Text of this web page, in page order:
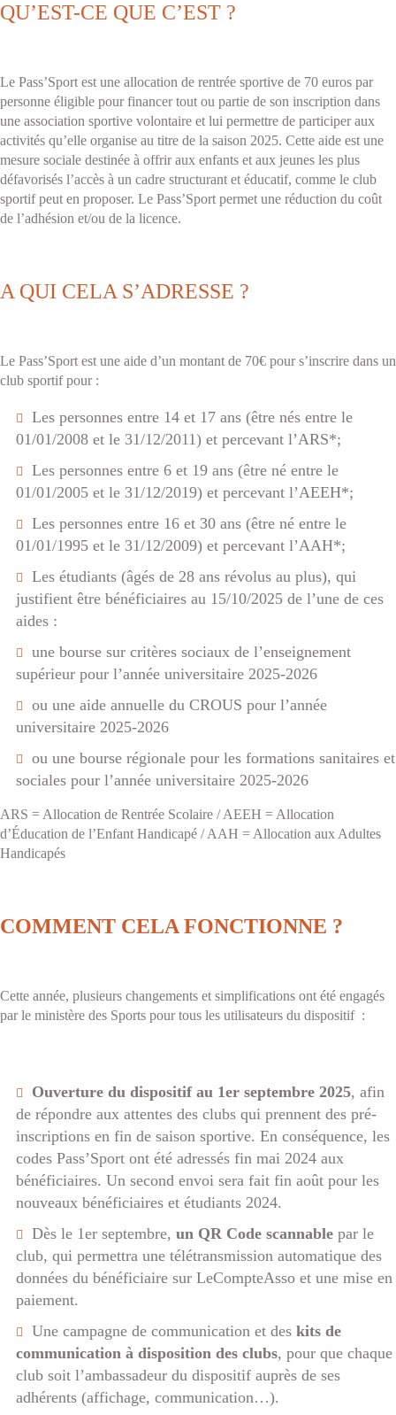
QU’EST-CE QUE C’EST ?
Le Pass’Sport est une allocation de rentrée sportive de 70 euros par
personne éligible pour financer tout ou partie de son inscription dans
une association sportive volontaire et lui permettre de participer aux
activités qu’elle organise au titre de la saison 2025. Cette aide est une
mesure sociale destinée à offrir aux enfants et aux jeunes les plus
défavorisés l’accès à un cadre structurant et éducatif, comme le club
sportif peut en proposer. Le Pass’Sport permet une réduction du coût
de l’adhésion et/ou de la licence.
A QUI CELA S’ADRESSE ?
Le Pass’Sport est une aide d’un montant de 70€ pour s’inscrire dans un
club sportif pour :
Les personnes entre 14 et 17 ans (être nés entre le
01/01/2008 et le 31/12/2011) et percevant l’ARS*;
Les personnes entre 6 et 19 ans (être né entre le
01/01/2005 et le 31/12/2019) et percevant l’AEEH*;
Les personnes entre 16 et 30 ans (être né entre le
01/01/1995 et le 31/12/2009) et percevant l’AAH*;
Les étudiants (âgés de 28 ans révolus au plus), qui
justifient être bénéficiaires au 15/10/2025 de l’une de ces
aides :
une bourse sur critères sociaux de l’enseignement
supérieur pour l’année universitaire 2025-2026
ou une aide annuelle du CROUS pour l’année
universitaire 2025-2026
ou une bourse régionale pour les formations sanitaires et
sociales pour l’année universitaire 2025-2026
ARS = Allocation de Rentrée Scolaire / AEEH = Allocation
d’Éducation de l’Enfant Handicapé / AAH = Allocation aux Adultes
Handicapés
COMMENT CELA FONCTIONNE ?
Cette année, plusieurs changements et simplifications ont été engagés
par le ministère des Sports pour tous les utilisateurs du dispositif :
Ouverture du dispositif au 1er septembre 2025, afin
de répondre aux attentes des clubs qui prennent des pré-
inscriptions en fin de saison sportive. En conséquence, les
codes Pass’Sport ont été adressés fin mai 2024 aux
bénéficiaires. Un second envoi sera fait fin août pour les
nouveaux bénéficiaires et étudiants 2024.
Dès le 1er septembre, un QR Code scannable par le
club, qui permettra une télétransmission automatique des
données du bénéficiaire sur LeCompteAsso et une mise en
paiement.
Une campagne de communication et des kits de
communication à disposition des clubs, pour que chaque
club soit l’ambassadeur du dispositif auprès de ses
adhérents (affichage, communication…).